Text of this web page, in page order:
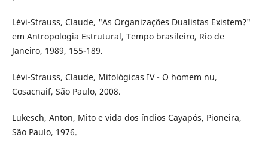
Lévi-Strauss, Claude, "As Organizações Dualistas Existem?"
em Antropologia Estrutural, Tempo brasileiro, Rio de
Janeiro, 1989, 155-189.
Lévi-Strauss, Claude, Mitológicas IV - O homem nu,
Cosacnaif, São Paulo, 2008.
Lukesch, Anton, Mito e vida dos índios Cayapós, Pioneira,
São Paulo, 1976.